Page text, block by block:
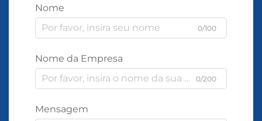
Nome
0/100
Nome da Empresa
0/200
Mensagem